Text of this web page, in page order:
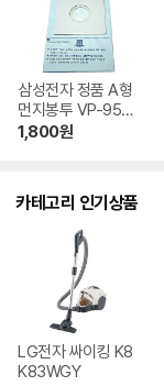
삼성전자 정품 A형
먼지봉투 VP-95B
(5매)
1,800원
카테고리 인기상품
LG전자 싸이킹 K8
K83WGY